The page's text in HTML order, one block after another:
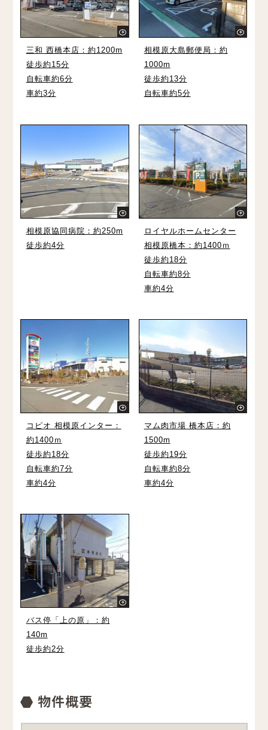
三和 西橋本店：約1200m
徒歩約15分
自転車約6分
車約3分
相模原大島郵便局：約
1000m
徒歩約13分
自転車約5分
相模原協同病院：約250m
徒歩約4分
ロイヤルホームセンター
相模原橋本：約1400ｍ
徒歩約18分
自転車約8分
車約4分
コピオ 相模原インター：
約1400ｍ
徒歩約18分
自転車約7分
車約4分
マム肉市場 橋本店：約
1500m
徒歩約19分
自転車約8分
車約4分
バス停「上の原」：約
140m
徒歩約2分